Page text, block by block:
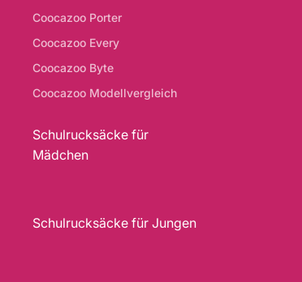
Coocazoo Porter
Coocazoo Every
Coocazoo Byte
Coocazoo Modellvergleich
Schulrucksäcke für
Mädchen
Schulrucksäcke für Jungen